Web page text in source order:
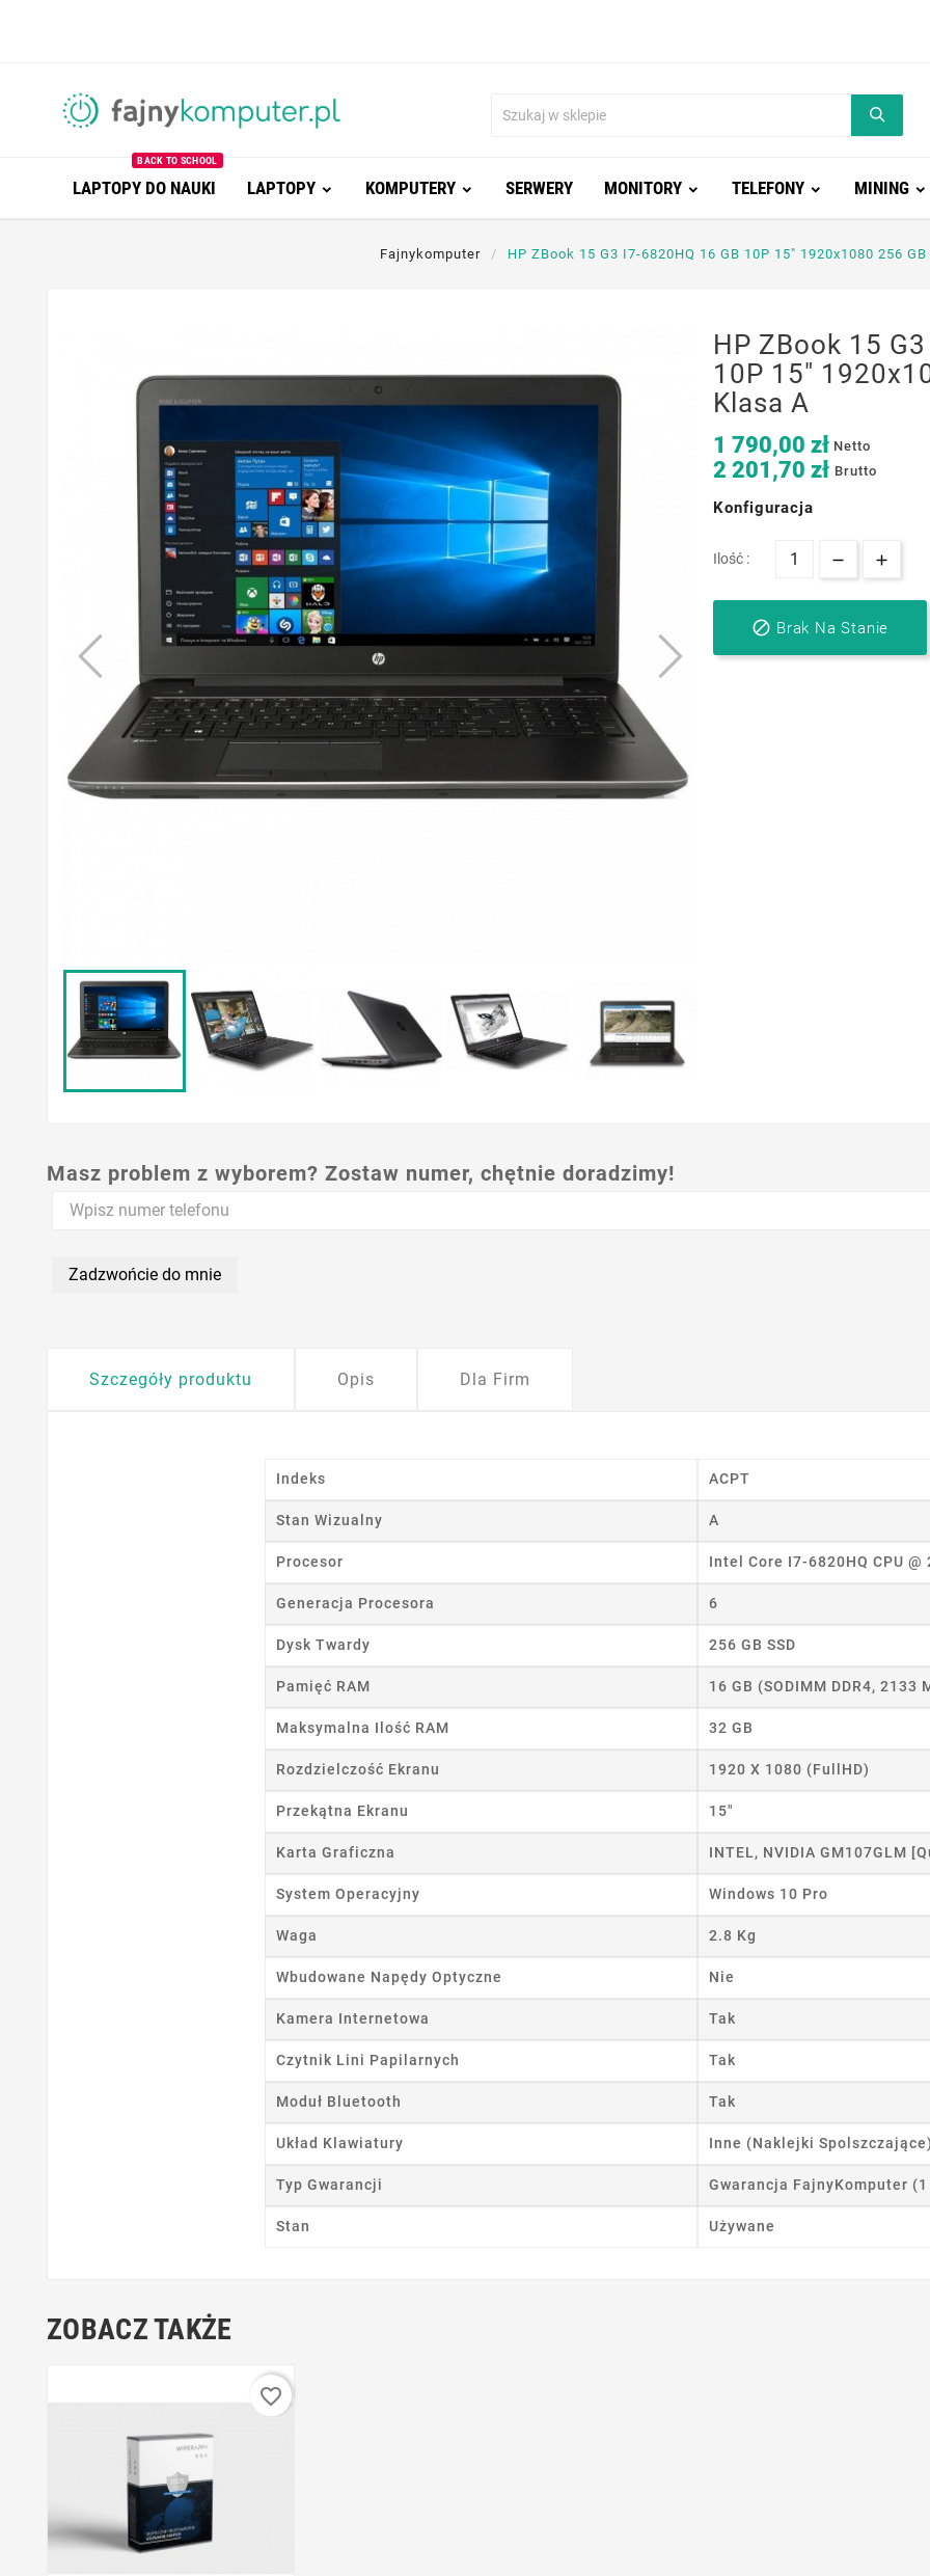
LAPTOPY DO NAUKI
BACK TO SCHOOL
LAPTOPY KOMPUTERY SERWERY MONITORY TELEFONY MINING
Fajnykomputer HP ZBook 15 G3 I7-6820HQ 16 GB 10P 15" 1920x1080 256
HP ZBook 15
10P 15"
Klasa A
1 790,00 zł Netto
2 201,70 zł Brutto
Konfiguracja
Ilość :
 Brak Na Stanie
Masz problem z wyborem? Zostaw numer, chętnie doradzimy!
Zadzwońcie do mnie
Szczegóły produktu Opis Dla Firm
Indeks ACPT
Stan Wizualny A
Procesor Intel Core I7-6820HQ CPU @
Generacja Procesora 6
Dysk Twardy 256 GB SSD
Pamięć RAM 16 GB (SODIMM DDR4, 2133
Maksymalna Ilość RAM 32 GB
Rozdzielczość Ekranu 1920 X 1080 (FullHD)
Przekątna Ekranu 15"
Karta Graficzna INTEL, NVIDIA GM107GLM
System Operacyjny Windows 10 Pro
Waga 2.8 Kg
Wbudowane Napędy Optyczne Nie
Kamera Internetowa Tak
Czytnik Lini Papilarnych Tak
Moduł Bluetooth Tak
Układ Klawiatury Inne (Naklejki
Typ Gwarancji Gwarancja FajnyKomputer (1
Stan Używane
ZOBACZ TAKŻE
favorite_border
Utwórz listę życzeń